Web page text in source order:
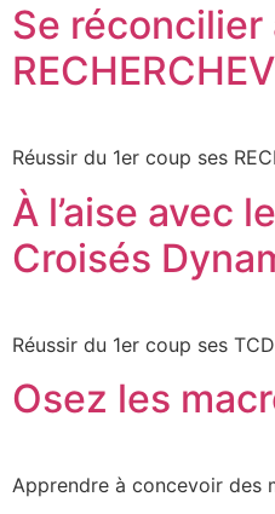
Se réconcilier
Réussir du 1er coup ses
À l’aise avec
Croisés
Réussir du 1er coup ses
Osez les
Apprendre à concevoir des